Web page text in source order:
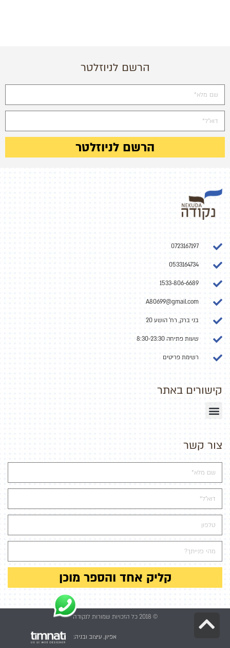
הרשם לניוזלטר
הרשם לניוזלטר
0723167197
0533164734
1533-806-6689
A80699@gmail.com
בני ברק, רח' הושע 20
שעות פתיחה 8:30-23:30
רשימת פריטים
קישורים באתר
צור קשר
קליק אחד והספר מוכן
© 2018 כל הזכויות שמורות לנקודה
אפיון, עיצוב ובניה:
גלילה